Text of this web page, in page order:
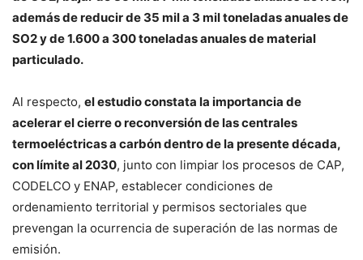
además de reducir de 35 mil a 3 mil toneladas anuales de
SO2 y de 1.600 a 300 toneladas anuales de material
particulado.
Al respecto, el estudio constata la importancia de
acelerar el cierre o reconversión de las centrales
termoeléctricas a carbón dentro de la presente década,
con límite al 2030, junto con limpiar los procesos de CAP,
CODELCO y ENAP, establecer condiciones de
ordenamiento territorial y permisos sectoriales que
prevengan la ocurrencia de superación de las normas de
emisión.